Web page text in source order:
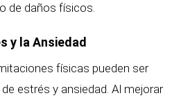
de daños físicos.
y la Ansiedad
físicas pueden ser
estrés y ansiedad. Al mejorar